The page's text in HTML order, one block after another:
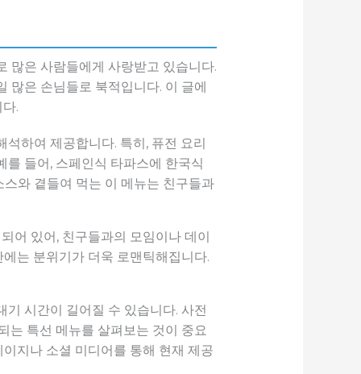
많은 사람들에게 사랑받고 있습니다.
많은 손님들로 북적입니다. 이 글에
.
하여 제공합니다. 특히, 퓨전 요리
들어, 스페인식 타파스에 한국식
와 곁들여 먹는 이 메뉴는 친구들과
어 있어, 친구들과의 모임이나 데이
는 분위기가 더욱 로맨틱해집니다.
시간이 길어질 수 있습니다. 사전
는 특선 메뉴를 살펴보는 것이 중요
지나 소셜 미디어를 통해 현재 제공